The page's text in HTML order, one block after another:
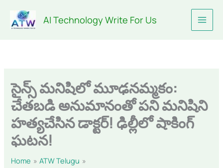
content
AI Technology Write For Us
సైన్స్ మనిషిలో మూఢనమ్మకం:
చేతబడి అనుమానంతో పని మనిషిని
హత్యచేసిన డాక్టర్! ఢిల్లీలో షాకింగ్
ఘటన!
Home
ATW Telugu